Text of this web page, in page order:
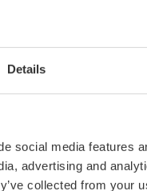
Details
social media features
advertising and
collected from your
het de opvolger van
en je de jubelzegen